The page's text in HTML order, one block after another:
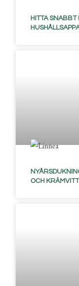
HITTA SNABBT
OCH KRÄMVITT